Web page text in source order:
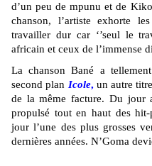
d’un peu de mpunu et de
chanson, l’artiste exhorte
travailler dur car ‘’seul le
africain et ceux de l’immense
La chanson Bané a
second plan Icole,un autre
de la même facture. Du jour
propulsé tout en haut des
jour l’une des plus grosses
dernières années. N’Goma